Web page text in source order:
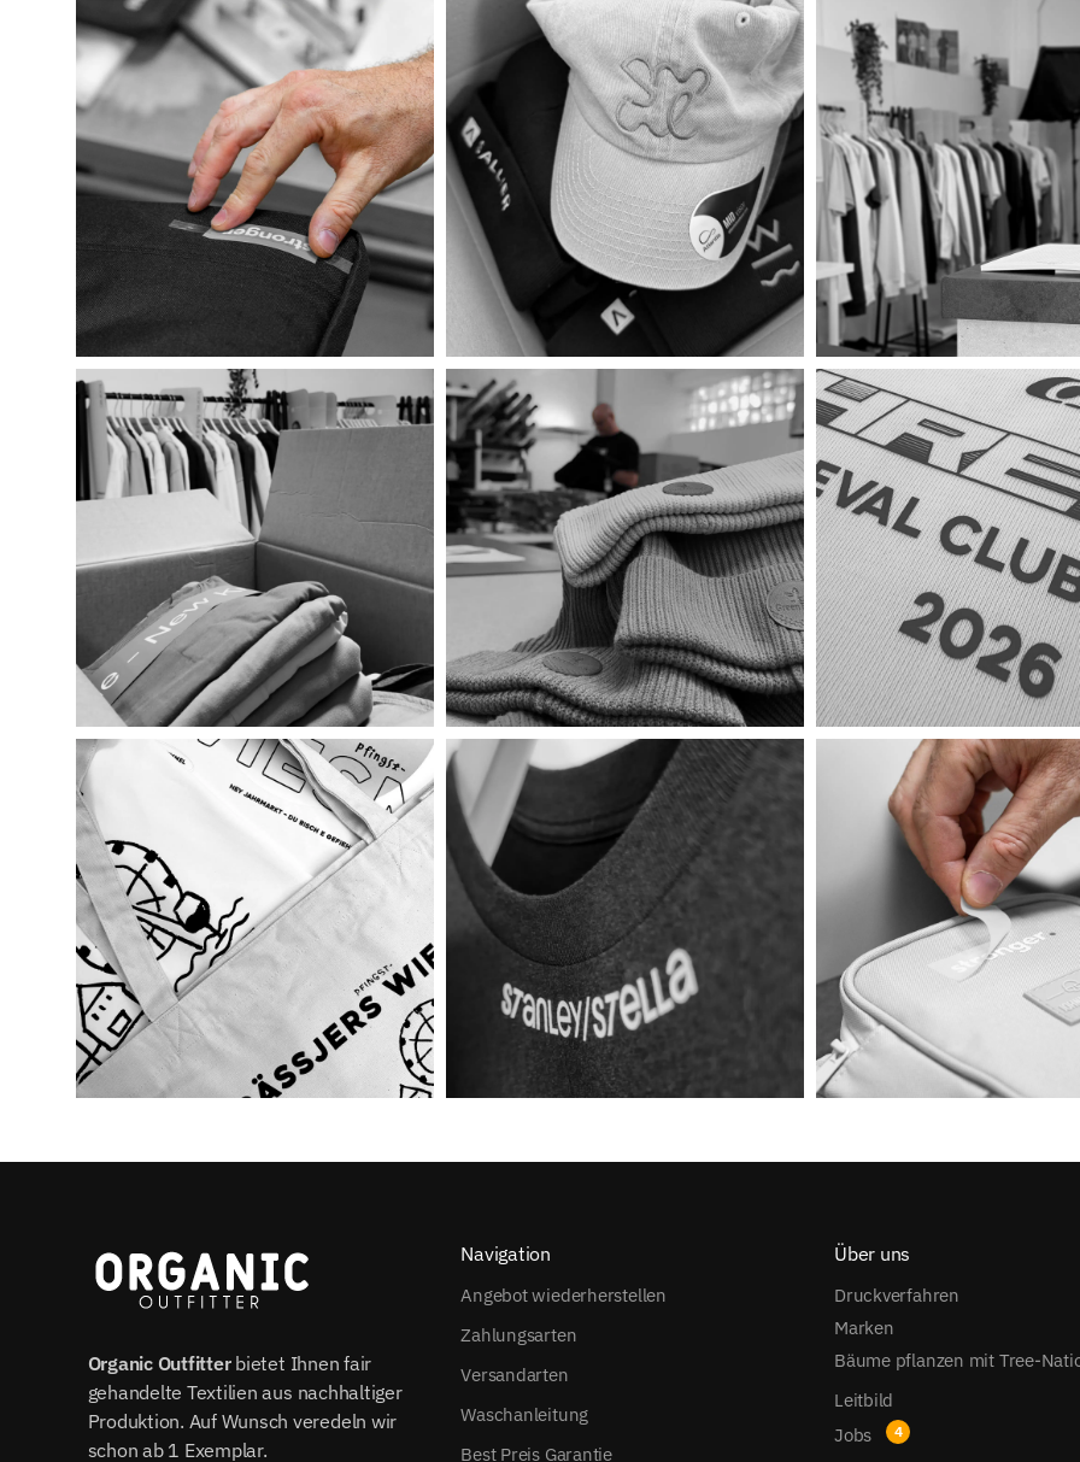
Organic Outfitterbietet Ihnen fair
gehandelte Textilien aus nachhaltiger
Produktion. Auf Wunsch veredeln wir
schon ab 1 Exemplar.
Navigation
Angebot wiederherstellen
Zahlungsarten
Versandarten
Waschanleitung
Best Preis Garantie
Über uns
Druckverfahren
Marken
Bäume pflanzen mit Tree-
Leitbild
Jobs